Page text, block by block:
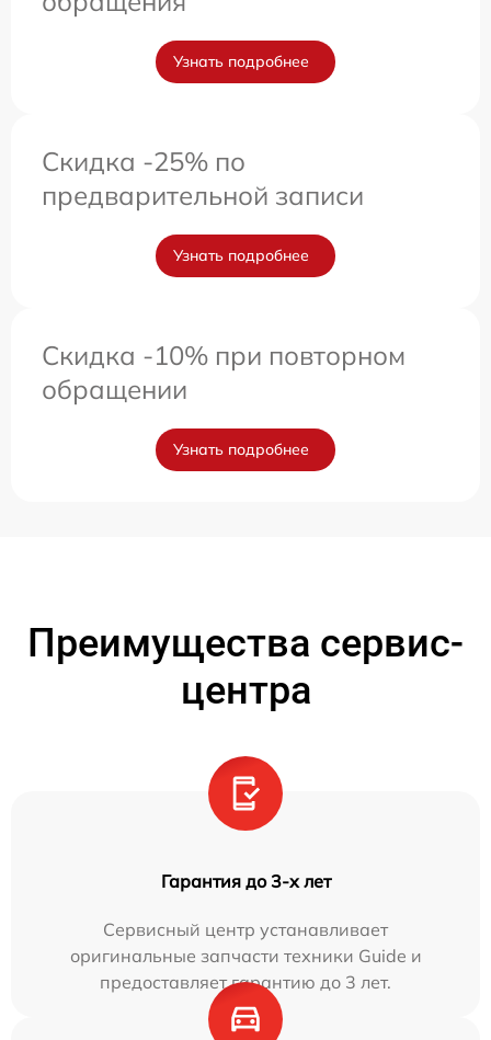
Узнать подробнее
Скидка -25% по
предварительной записи
Узнать подробнее
Скидка -10% при повторном
обращении
Узнать подробнее
Преимущества сервис-
центра
Гарантия до 3-х лет
Сервисный центр устанавливает
оригинальные запчасти техники Guide и
предоставляет гарантию до 3 лет.